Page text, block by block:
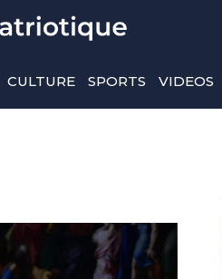
CULTURE SPORTS VIDEOS